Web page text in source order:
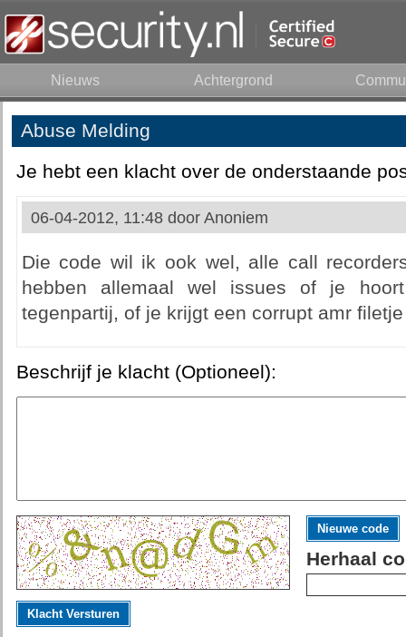
Nieuws Achtergrond
Abuse Melding
Je hebt een klacht over de onderstaande
06-04-2012, 11:48 door Anoniem
Die code wil ik ook wel, alle call
hebben allemaal wel issues of je
tegenpartij, of je krijgt een corrupt amr
Beschrijf je klacht (Optioneel):
Nieuwe code
Herhaal
Klacht Versturen